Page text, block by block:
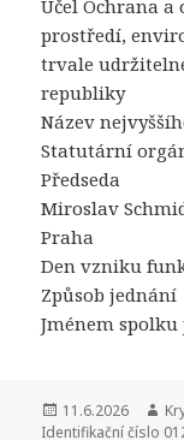
Účel Ochrana
prostředí,
trvale
republiky
Název
Statutární
Předseda
Miroslav
Praha
Den vzniku
Způsob jednání
Jménem
Publikováno:
11.6.2026
Identifikační číslo